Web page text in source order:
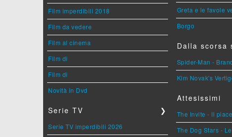
Film imperdibili 2018
Film da vedere
Film al cinema
Film di
Film di
Novità in Dvd
Serie TV ❯
Serie TV imperdibili 2026
Greta e le favole
Borgo
Dalla scorsa
Spider-Man -
Kim Novak's
Attesissimi
The Invite - Il
The Dog Stars -